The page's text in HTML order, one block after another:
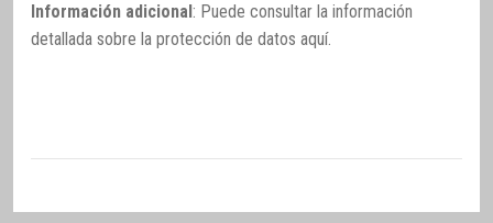
Información adicional : Puede consultar la información
detallada sobre la protección de datos aquí.